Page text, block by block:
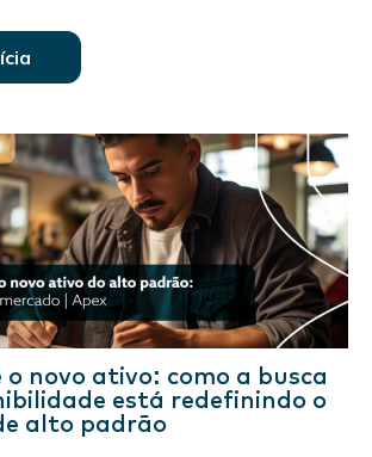
o novo ativo: como a busca
está redefinindo o
alto padrão